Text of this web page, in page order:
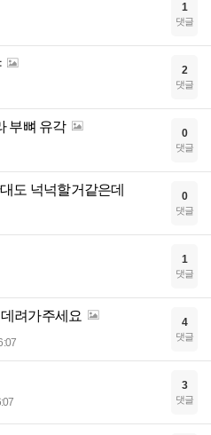
1
댓글
2
댓글
부뼈 유각 0
댓글
도 넉넉할거같은데 0
댓글
1
댓글
려가주세요 4
댓글
3
댓글